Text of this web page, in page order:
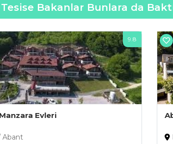
Bakanlar Bunlara da
9.8
Evleri
Abant